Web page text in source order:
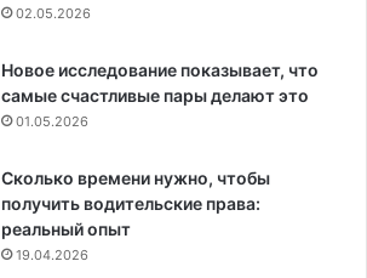
02.05.2026
Новое исследование показывает, что
самые счастливые пары делают это
01.05.2026
Сколько времени нужно, чтобы
получить водительские права:
реальный опыт
19.04.2026